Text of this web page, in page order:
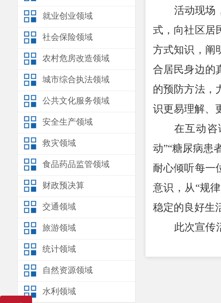
就业创业领域
社会保险领域
农村危房改造领域
城市综合执法领域
公共文化服务领域
安全生产领域
救灾领域
食品药品监管领域
财政预决算
交通领域
旅游领域
统计领域
自然资源领域
水利领域
活动现场
式，向社区居
方式知识，阐
合居民身边的
的预防方法，
识更易理解、
在互动咨
动”“糖尿病患
耐心倾听每一
意识，从“规
稳定的良好生
此次宣传